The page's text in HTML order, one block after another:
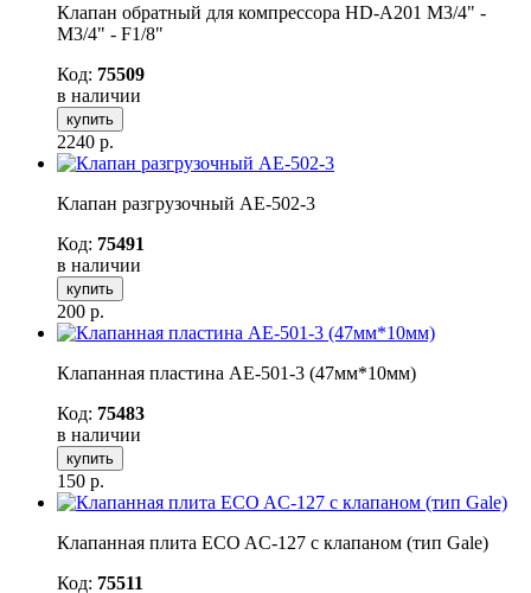
Клапан обратный для компрессора HD-A201 M3/4" -
M3/4" - F1/8"
Код: 75509
в наличии
купить
2240 р.
Клапан разгрузочный AE-502-3
Код: 75491
в наличии
купить
200 р.
Клапанная пластина AE-501-3 (47мм*10мм)
Код: 75483
в наличии
купить
150 р.
Клапанная плита ECO AC-127 с клапаном (тип Gale)
Код: 75511